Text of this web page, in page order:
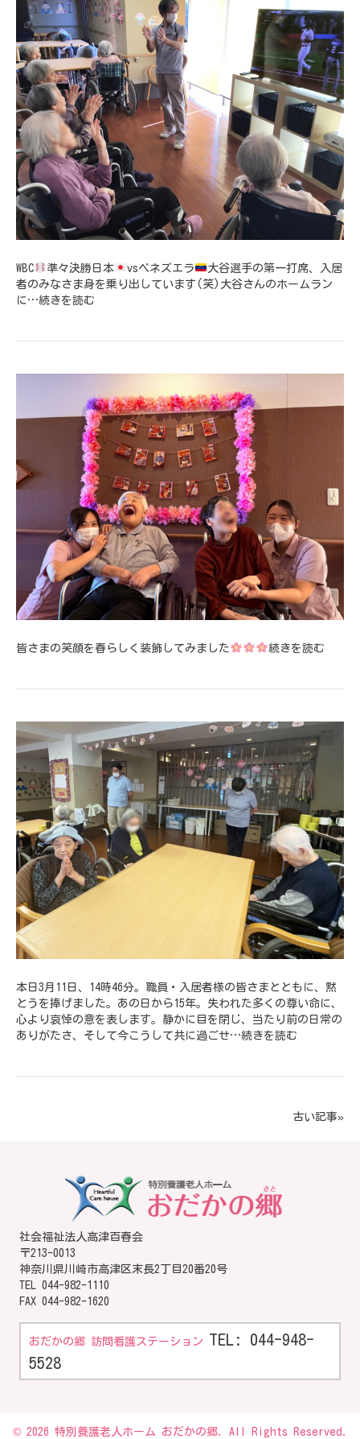
WBC 準々決勝日本 vsベネズエラ
大谷選手の第一打席、入居
者のみなさま身を乗り出しています(笑)大谷さんのホームラン
に…続きを読む
皆さまの笑顔を春らしく装飾してみました 続きを読む
本日3月11日、14時46分。職員・入居者様の皆さまとともに、黙
とうを捧げました。あの日から15年。失われた多くの尊い命に、
心より哀悼の意を表します。静かに目を閉じ、当たり前の日常の
ありがたさ、そして今こうして共に過ごせ…続きを読む
古い記事»
社会福祉法人高津百春会
〒213-0013
神奈川県川崎市高津区末長2丁目20番20号
TEL 044-982-1110
FAX 044-982-1620
おだかの郷 訪問看護ステーション TEL: 044-948-
5528
© 2026 特別養護老人ホーム おだかの郷. All Rights Reserved.